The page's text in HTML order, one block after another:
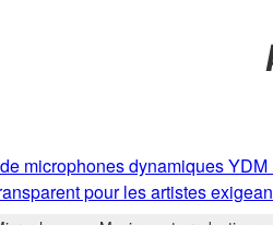
microphones dynamiques YDM
pour les artistes